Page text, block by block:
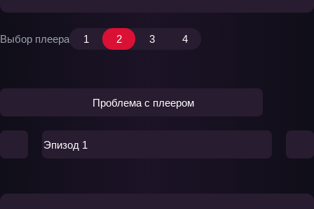
Выбор плеера 1 2 3 4
Проблема с плеером
Эпизод 1